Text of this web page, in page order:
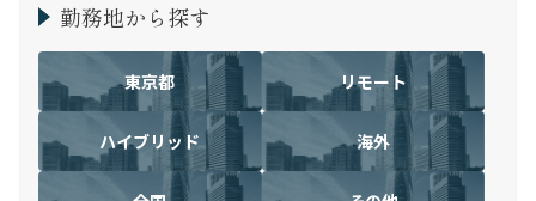
勤務地から探す
東京都 リモート
ハイブリッド 海外